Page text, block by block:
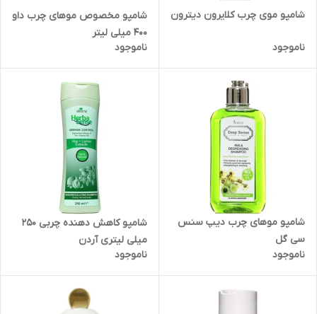
شامپو موی چرب کلایرون دیترون
ناموجود
شامپو مخصوص موهای چرب داو
400 میلی لیتر
ناموجود
شامپو موهای چرب دیپ سنس
سی گل
ناموجود
شامپو کاهش دهنده چربی 250
میلی لیتری آردن
ناموجود